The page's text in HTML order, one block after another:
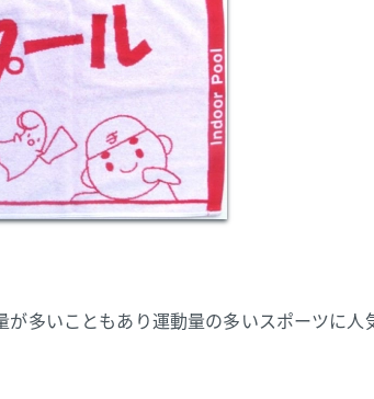
多いこともあり運動量の多いスポーツに人